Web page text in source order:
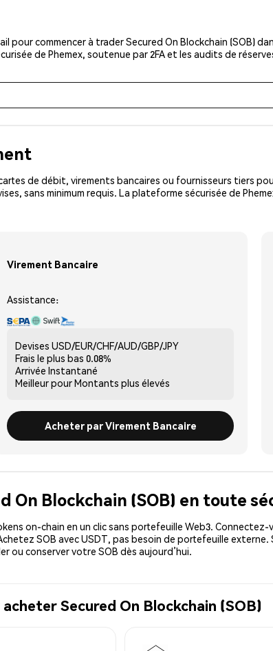
pour commencer à trader Secured On Blockchain (SOB)
de Phemex, soutenue par 2FA et les audits de
de débit, virements bancaires ou fournisseurs tiers
sans minimum requis. La plateforme sécurisée de
Virement Bancaire
Assistance:
Devises USD/EUR/CHF/AUD/GBP/JPY
Frais le plus bas 0.08%
Arrivée Instantané
Meilleur pourMontants plus élevés
Acheter par Virement Bancaire
On Blockchain (SOB) en toute
on-chain en un clic sans portefeuille Web3. Connectez-
SOB avec USDT, pas besoin de portefeuille
ou conserver votre SOB dès aujourd’hui.
Secured On Blockchain (SOB)